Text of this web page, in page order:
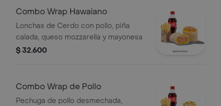
Qbano
Combo Wrap Hawaiano
Lonchas de Cerdo con pollo, piña
calada, queso mozzarella y mayonesa
$ 32.600
Combo Wrap de Pollo
Pechuga de pollo desmechada,